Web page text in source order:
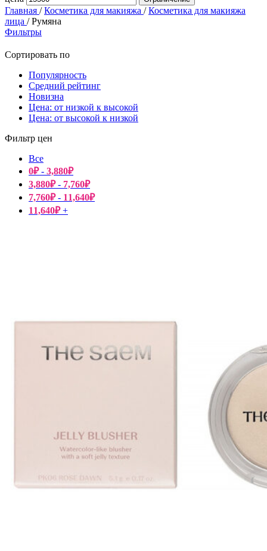
Главная / Косметика для макияжа / Косметика для макияжа
лица / Румяна
Фильтры
Сортировать по
Популярность
Средний рейтинг
Новизна
Цена: от низкой к высокой
Цена: от высокой к низкой
Фильтр цен
Все
0₽- 3,880₽
3,880₽- 7,760₽
7,760₽- 11,640₽
11,640₽+